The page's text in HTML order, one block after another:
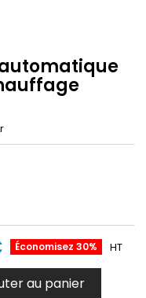
Économisez 30% HT
au panier